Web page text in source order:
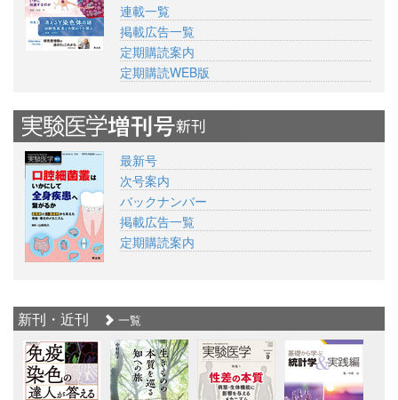
連載一覧
掲載広告一覧
定期購読案内
定期購読WEB版
最新号
次号案内
バックナンバー
掲載広告一覧
定期購読案内
新刊・近刊 一覧